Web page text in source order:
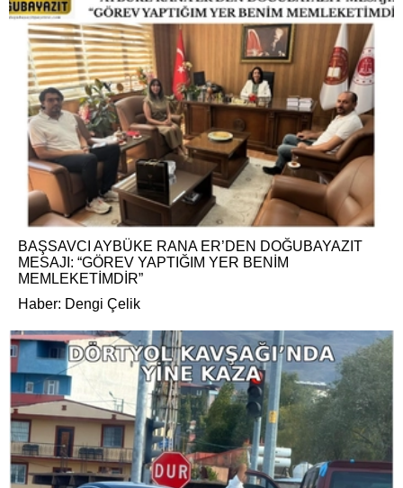
BAŞSAVCI AYBÜKE RANA ER’DEN DOĞUBAYAZIT
MESAJI: “GÖREV YAPTIĞIM YER BENİM
MEMLEKETİMDİR”
Haber: Dengi Çelik